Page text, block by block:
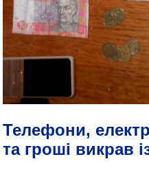
Телефони,
та гроші викрав